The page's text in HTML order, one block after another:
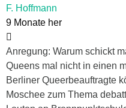
F. Hoffmann
9 Monate her
Anregung: Warum schickt
Queens mal nicht in einen
Berliner Queerbeauftragte
Moschee zum Thema